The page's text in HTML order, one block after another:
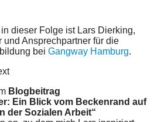
dieser Folge ist Lars Dierking,
Ansprechpartner für die
bei Gangway Hamburg.
Blogbeitrag
Ein Blick vom Beckenrand auf
der Sozialen Arbeit“